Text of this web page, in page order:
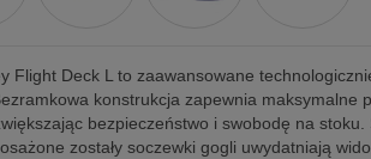
Flight Deck L to zaawansowane
konstrukcja zapewnia maksymalne
bezpieczeństwo i swobodę na stoku.
zostały soczewki gogli uwydatniają